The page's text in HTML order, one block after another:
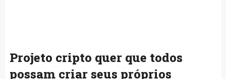
Projeto cripto quer que todos
possam criar seus próprios